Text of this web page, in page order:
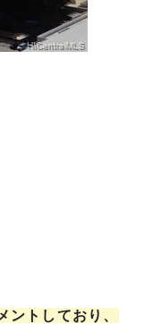
トしており、